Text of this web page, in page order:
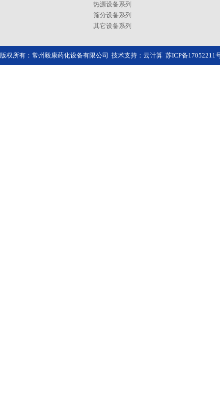
热源设备系列
筛分设备系列
其它设备系列
版权所有：常州毅康药化设备有限公司 技术支持： 云计算 苏ICP备17052211